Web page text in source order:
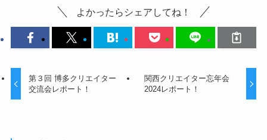
よかったらシェアしてね！
第３回 博多クリエイター
交流会レポート！
関西クリエイター忘年会
2024レポート！